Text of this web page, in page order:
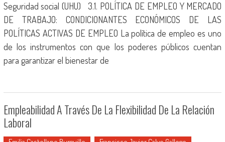
Seguridad social (UHU) 3.1. POLÍTICA DE EMPLEO Y MERCADO
DE TRABAJO: CONDICIONANTES ECONÓMICOS DE LAS
POLÍTICAS ACTIVAS DE EMPLEO La política de empleo es uno
de los instrumentos con que los poderes públicos cuentan
para garantizar el bienestar de
Empleabilidad A Través De La Flexibilidad De La Relación
Laboral